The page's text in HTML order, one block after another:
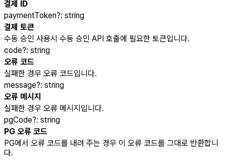
결제 ID
paymentToken?: string
결제 토큰
수동 승인 사용시 수동 승인 API 호출에 필요한 토큰입니다.
code?: string
오류 코드
실패한 경우 오류 코드입니다.
message?: string
오류 메시지
실패한 경우 오류 메시지입니다.
pgCode?: string
PG 오류 코드
PG에서 오류 코드를 내려 주는 경우 이 오류 코드를 그대로 반환합니
다.